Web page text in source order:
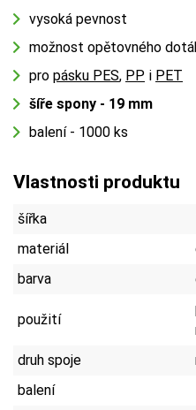
vysoká pevnost
možnost opětovného
pro pásku PES, PP i PET
šíře spony - 19 mm
balení - 1000 ks
Vlastnosti produktu
šířka
materiál
barva
použití
druh spoje
balení